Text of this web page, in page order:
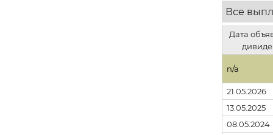
Все
Дата
n/a
21.05.2026
13.05.2025
08.05.2024